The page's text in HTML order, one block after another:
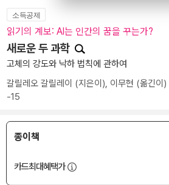
소득공제
읽기의 계보: AI는 인간의 꿈을 꾸는가?
새로운 두 과학
고체의 강도와 낙하 법칙에 관하여
갈릴레오 갈릴레이 (지은이), 이무현 (옮긴이)
-15
종이책
카드최대혜택가